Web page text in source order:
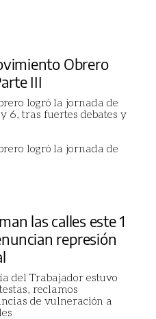
Obrero
III
logró la jornada de
6, tras fuertes debates y
logró la jornada de
las calles este 1
represión
del Trabajador estuvo
reclamos
de vulneración a